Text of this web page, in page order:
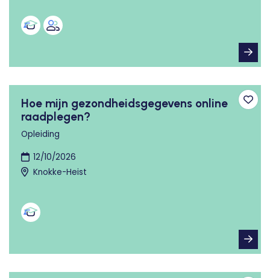
Hoe mijn gezondheidsgegevens online
raadplegen?
Opleiding
12/10/2026
Knokke-Heist